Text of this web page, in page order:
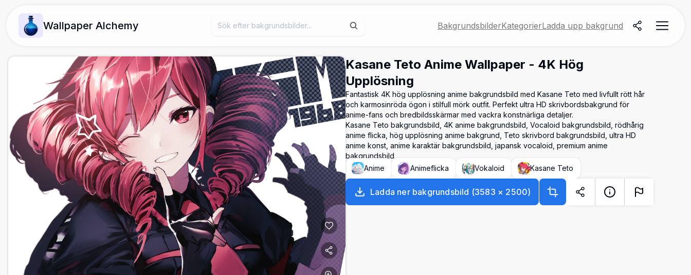
Wallpaper Alchemy BakgrundsbilderKategorierLadda upp bakgrund
Kasane Teto Anime Wallpaper - 4K Hög
Upplösning
Fantastisk 4K hög upplösning anime bakgrundsbild med Kasane Teto med livfullt rött hår
och karmosinröda ögon i stilfull mörk outfit. Perfekt ultra HD skrivbordsbakgrund för
anime-fans och bredbildsskärmar med vackra konstnärliga detaljer.
Kasane Teto bakgrundsbild, 4K anime bakgrundsbild, Vocaloid bakgrundsbild, rödhårig
anime flicka, hög upplösning anime bakgrund, Teto skrivbord bakgrundsbild, ultra HD
anime konst, anime karaktär bakgrundsbild, japansk vocaloid, premium anime
bakgrundsbild
Anime
Animeflicka Vokaloid Kasane Teto
Ladda ner bakgrundsbild (3583 × 2500)